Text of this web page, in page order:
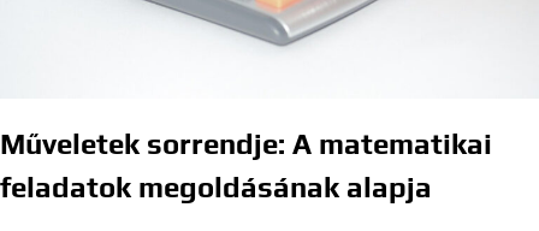
Műveletek sorrendje: A matematikai
feladatok megoldásának alapja